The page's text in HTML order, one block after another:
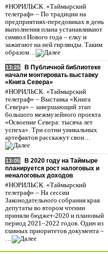
#НОРИЛЬСК. «Таймырский
телеграф» – По традиции на
предприятиях-передовиках в день
выполнения плана устанавливают
символ Нового года – елку и
зажигают на ней гирлянды. Таким
образом…
13:25
В Публичной библиотеке
начали монтировать выставку
«Книга Севера»
#НОРИЛЬСК. «Таймырский
телеграф» – Выставка «Книга
Севера» – завершающий этап
большого межмузейного проекта
«Освоение Севера: тысяча лет
успеха». Три сотни уникальных
артефактов расскажут свои…
13:05
В 2020 году на Таймыре
планируется рост налоговых и
неналоговых доходов
#НОРИЛЬСК. «Таймырский
телеграф» – На сессии
Законодательного собрания края
депутаты во втором чтении
приняли бюджет-2020 и плановый
период 2021–2022 годов. Один из
главных приоритетов документа –
…